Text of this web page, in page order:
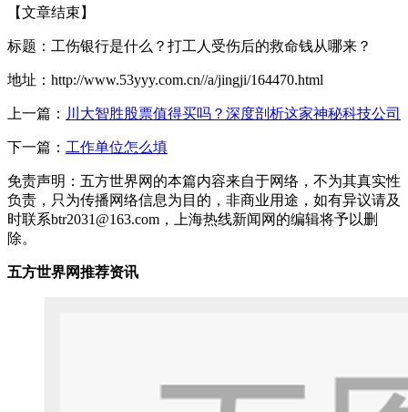
【文章结束】
标题：工伤银行是什么？打工人受伤后的救命钱从哪来？
地址：http://www.53yyy.com.cn//a/jingji/164470.html
上一篇： 川大智胜股票值得买吗？深度剖析这家神秘科技公司
下一篇： 工作单位怎么填
免责声明：五方世界网的本篇内容来自于网络，不为其真实性
负责，只为传播网络信息为目的，非商业用途，如有异议请及
时联系btr2031@163.com，上海热线新闻网的编辑将予以删
除。
五方世界网推荐资讯